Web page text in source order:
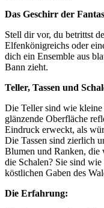
Das Geschirr der
Stell dir vor, du betrittst
Elfenkönigreichs oder
dich ein Ensemble aus
Bann zieht.
Teller, Tassen und
Die Teller sind wie kleine
glänzende Oberfläche
Eindruck erweckt, als
Die Tassen sind zierlich
Blumen und Ranken, die
die Schalen? Sie sind
köstlichen Gaben des
Die Erfahrung: